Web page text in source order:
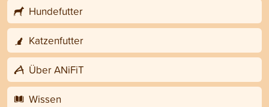
Hundefutter
Katzenfutter
Über ANiFiT
Wissen